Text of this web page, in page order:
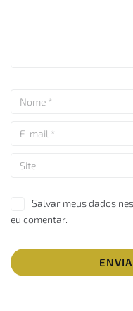
Salvar meus dados
eu comentar.